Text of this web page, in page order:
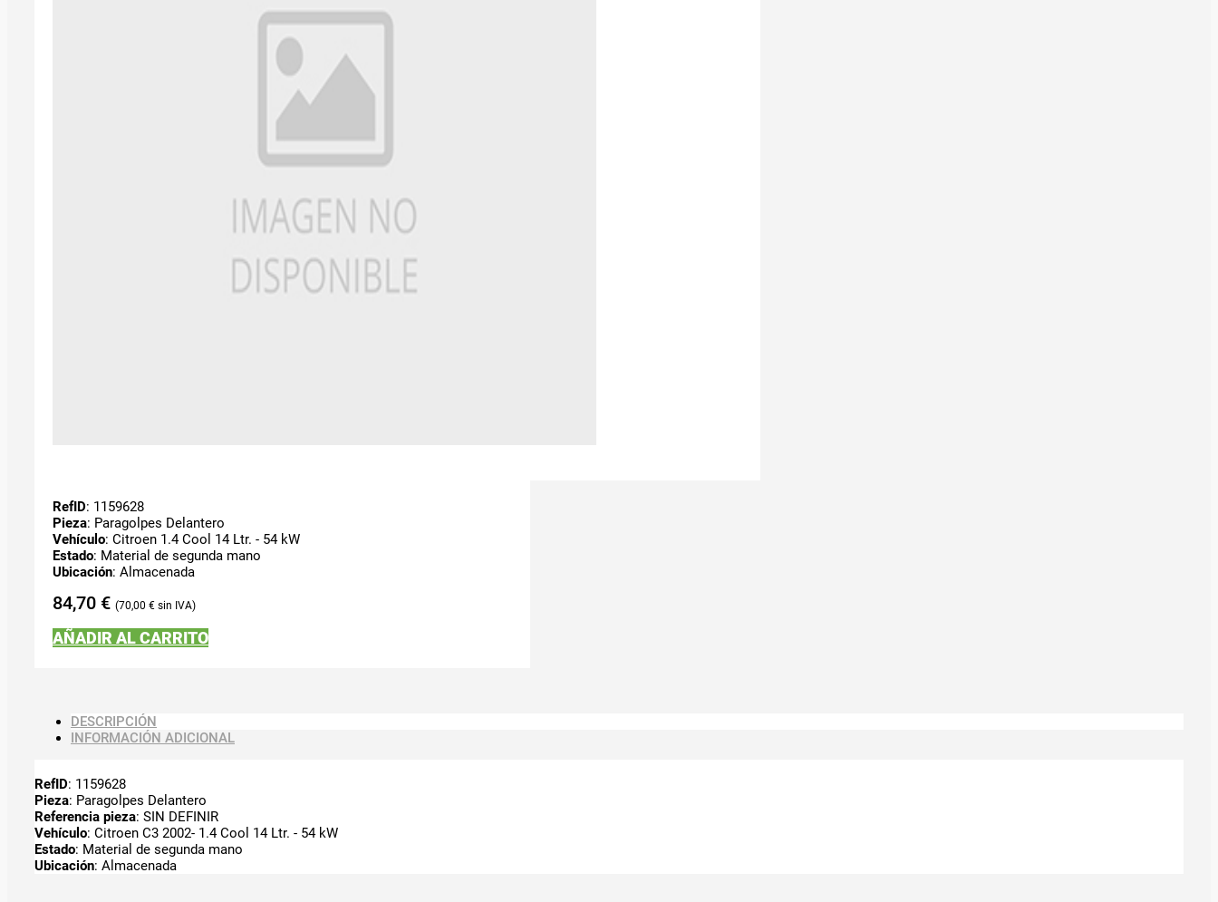
RefID: 1159628
Pieza: Paragolpes Delantero
Vehículo: Citroen 1.4 Cool 14 Ltr. - 54 kW
Estado: Material de segunda mano
Ubicación: Almacenada
84,70 € 70,00 €
AÑADIR AL CARRITO
DESCRIPCIÓN
INFORMACIÓN ADICIONAL
RefID: 1159628
Pieza: Paragolpes Delantero
Referencia pieza: SIN DEFINIR
Vehículo: Citroen C3 2002- 1.4 Cool 14 Ltr. - 54 kW
Estado: Material de segunda mano
Ubicación: Almacenada